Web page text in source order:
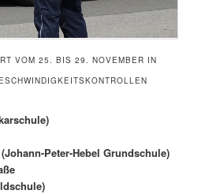
VOM 25. BIS 29. NOVEMBER IN
D
Peter-Hebel Grundschule)